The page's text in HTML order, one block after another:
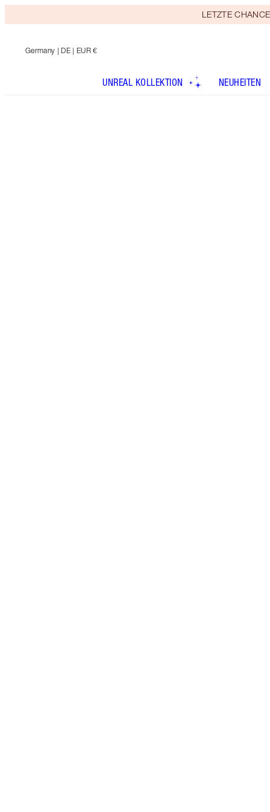
LETZTE
Germany | DE | EUR €
UNREAL KOLLEKTION NEUHEITEN